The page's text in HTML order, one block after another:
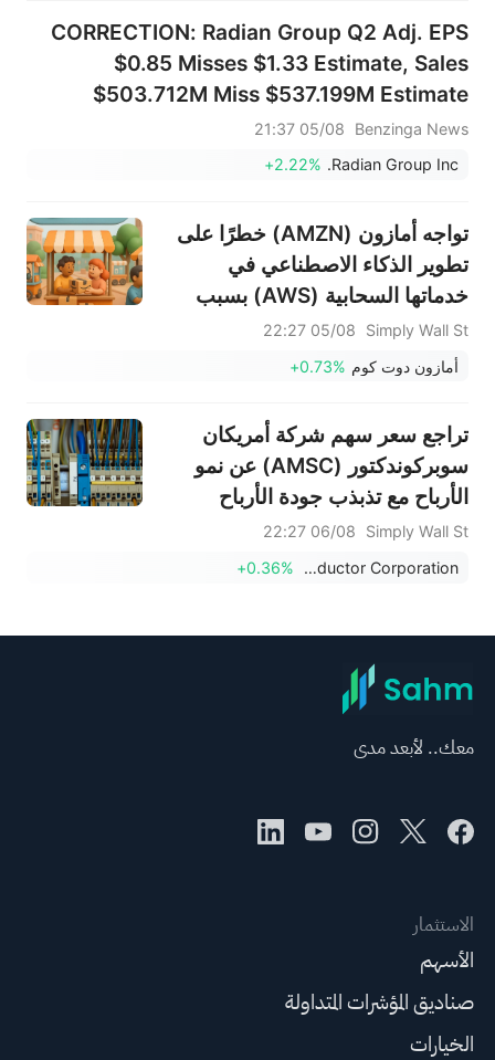
CORRECTION: Radian Group Q2 Adj. EPS
$0.85 Misses $1.33 Estimate, Sales
$503.712M Miss $537.199M Estimate
Benzinga News
05/08 21:37
Radian Group Inc.
+2.22%
تواجه أمازون (AMZN) خطرًا على
تطوير الذكاء الاصطناعي في
خدماتها السحابية (AWS) بسبب
الحظر المقترح على وحدات الألياف
الضوئية في الولايات المتحدة
Simply Wall St
05/08 22:27
أمازون دوت كوم +0.73%
تراجع سعر سهم شركة أمريكان
سوبركوندكتور (AMSC) عن نمو
الأرباح مع تذبذب جودة الأرباح
Simply Wall St
06/08 22:27
American Superconductor Corporation
+0.36%
معك.. لأبعد مدى
الاستثمار
الأسهم
صناديق المؤشرات المتداولة
الخيارات